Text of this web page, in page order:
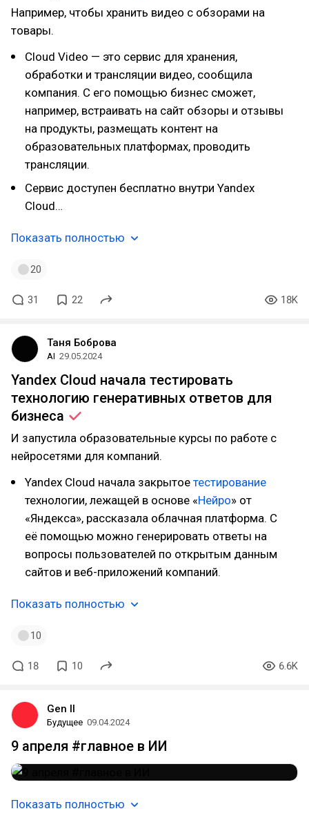
Например, чтобы хранить видео с обзорами на
товары.
Cloud Video — это сервис для хранения,
обработки и трансляции видео, сообщила
компания. С его помощью бизнес сможет,
например, встраивать на сайт обзоры и отзывы
на продукты, размещать контент на
образовательных платформах, проводить
трансляции.
Сервис доступен бесплатно внутри Yandex
Cloud…
Показать полностью
20
31 22 18K
Таня Боброва
AI 29.05.2024
Yandex Cloud начала тестировать
технологию генеративных ответов для
бизнеса
И запустила образовательные курсы по работе с
нейросетями для компаний.
Yandex Cloud начала закрытое тестирование
технологии, лежащей в основе «Нейро» от
«Яндекса», рассказала облачная платформа. С
её помощью можно генерировать ответы на
вопросы пользователей по открытым данным
сайтов и веб-приложений компаний.
Показать полностью
10
18 10 6.6K
Gen II
Будущее 09.04.2024
9 апреля #главное в ИИ
Показать полностью